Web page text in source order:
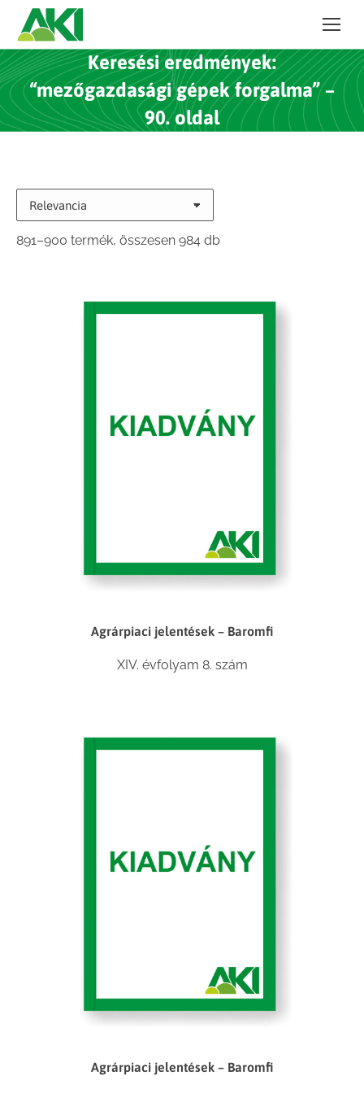
Keresési eredmények:
“mezőgazdasági gépek forgalma” –
90. oldal
891–900 termék, összesen 984 dbSorted
Agrárpiaci jelentések – Baromfi
XIV. évfolyam 8. szám
Agrárpiaci jelentések – Baromfi